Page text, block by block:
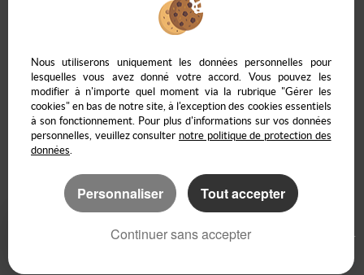
09 85 65 95 83
Mentions Légales Politique de protection des données
Gérer les cookies
Notre barème d'honoraires
Accès propriétaire en ligne
Référencement immobilier
Nous utiliserons uniquement les données personnelles pour
lesquelles vous avez donné votre accord. Vous pouvez les
modifier à n'importe quel moment via la rubrique "Gérer les
cookies" en bas de notre site, à l'exception des cookies essentiels
à son fonctionnement. Pour plus d'informations sur vos données
personnelles, veuillez consulter notre politique de protection des
données.
Personnaliser Tout accepter
Continuer sans accepter